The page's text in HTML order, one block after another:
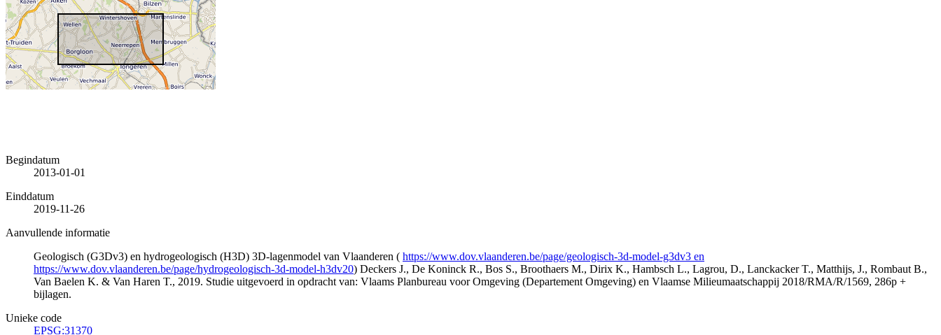
Begindatum
2013-01-01
Einddatum
2019-11-26
Aanvullende informatie
Geologisch (G3Dv3) en hydrogeologisch (H3D) 3D-lagenmodel van Vlaanderen ( https://www.dov.vlaanderen.be/page/geologisch-3d-model-g3dv3 en
https://www.dov.vlaanderen.be/page/hydrogeologisch-3d-model-h3dv20) Deckers J., De Koninck R., Bos S., Broothaers M., Dirix K., Hambsch L., Lagrou, D., Lanckacker T., Matthijs, J., Rombaut B.,
Van Baelen K. & Van Haren T., 2019. Studie uitgevoerd in opdracht van: Vlaams Planbureau voor Omgeving (Departement Omgeving) en Vlaamse Milieumaatschappij 2018/RMA/R/1569, 286p +
bijlagen.
Unieke code
EPSG:31370